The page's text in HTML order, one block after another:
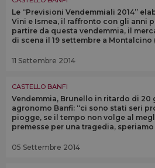
Le “Previsioni Vendemmiali 2014”
Vini e Ismea, il raffronto con gli anni
partire da questa vendemmia, il
di scena il 19 settembre a Montalcino
11 Settembre 2014
CASTELLO BANFI
Vendemmia, Brunello in ritardo di 20
agronomo Banfi: “ci sono stati seri
piogge, se il tempo non volge al
premesse per una tragedia,
05 Settembre 2014